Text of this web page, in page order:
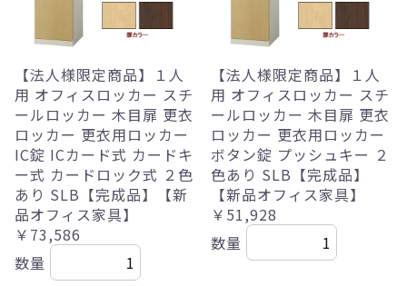
【法人様限定商品】１人
用 オフィスロッカー スチ
ールロッカー 木目扉 更衣
ロッカー 更衣用ロッカー
IC錠 ICカード式 カードキ
ー式 カードロック式 ２色
あり SLB【完成品】【新
品オフィス家具】
￥73,586
数量
【法人様限定商品】１人
用 オフィスロッカー スチ
ールロッカー 木目扉 更衣
ロッカー 更衣用ロッカー
ボタン錠 プッシュキー ２
色あり SLB【完成品】
【新品オフィス家具】
￥51,928
数量